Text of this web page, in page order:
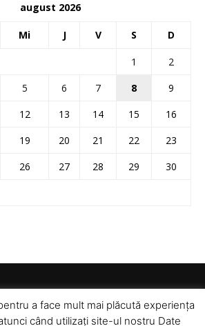
august 2026
Mi J V S D
1
2
5 6 7 8
9
12 13 14 15
16
19 20 21 22
23
26 27 28 29
30
a face mult mai plăcută experiența
când utilizați site-ul nostru Date